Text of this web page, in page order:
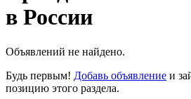
в России
Объявлений не найдено.
Будь первым! Добавь объявление и
позицию этого раздела.